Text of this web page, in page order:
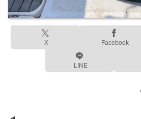
X Facebook
LINE